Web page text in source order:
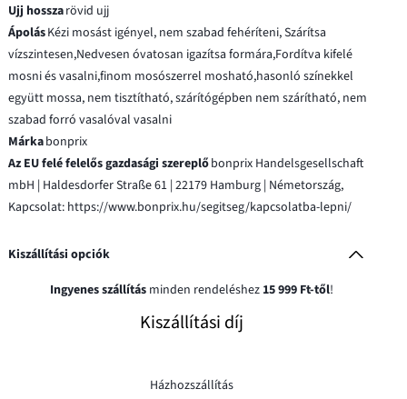
Ujj hosszarövid ujj
ÁpolásKézi mosást igényel, nem szabad fehéríteni, Szárítsa
vízszintesen,Nedvesen óvatosan igazítsa formára,Fordítva kifelé
mosni és vasalni,finom mosószerrel mosható,hasonló színekkel
együtt mossa, nem tisztítható, szárítógépben nem szárítható, nem
szabad forró vasalóval vasalni
Márkabonprix
Az EU felé felelős gazdasági szereplőbonprix Handelsgesellschaft
mbH | Haldesdorfer Straße 61 | 22179 Hamburg | Németország,
Kapcsolat: https://www.bonprix.hu/segitseg/kapcsolatba-lepni/
Kiszállítási opciók
Ingyenes szállításminden rendeléshez 15 999 Ft-től!
Kiszállítási díj
Házhozszállítás